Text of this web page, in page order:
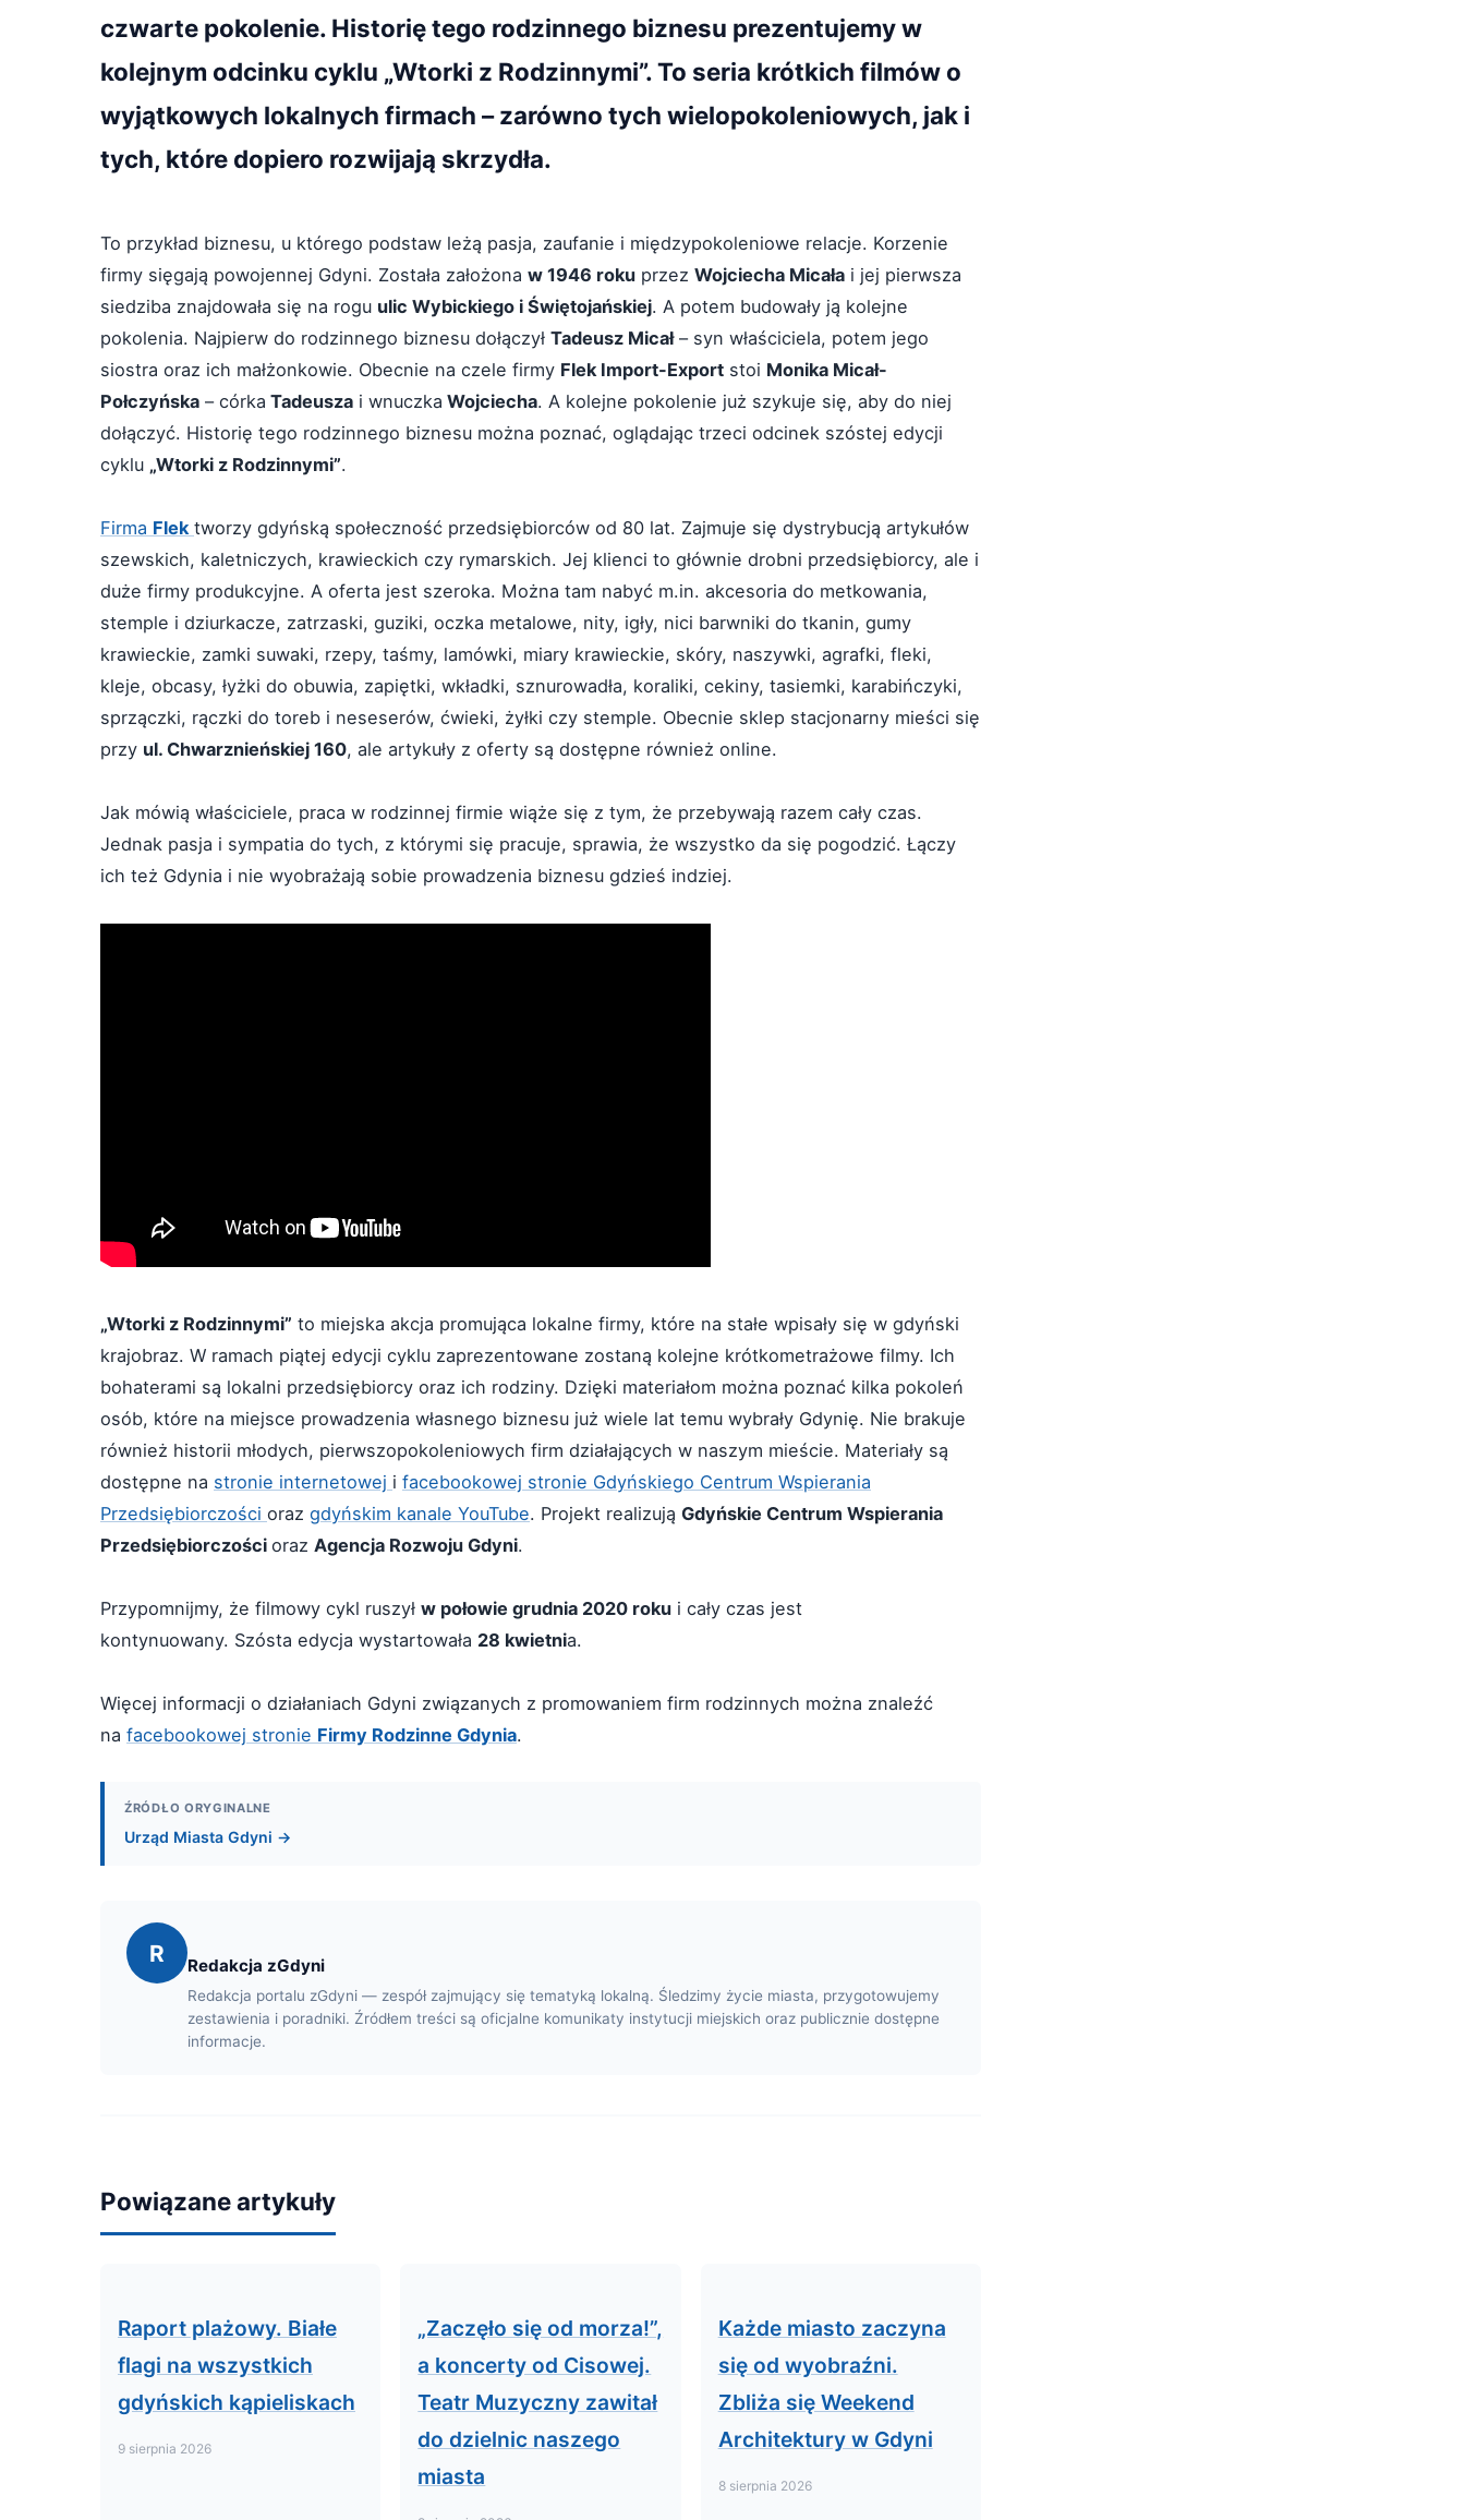
czwarte pokolenie. Historię tego rodzinnego biznesu prezentujemy w
kolejnym odcinku cyklu „Wtorki z Rodzinnymi”. To seria krótkich filmów o
wyjątkowych lokalnych firmach – zarówno tych wielopokoleniowych, jak i
tych, które dopiero rozwijają skrzydła.
To przykład biznesu, u którego podstaw leżą pasja, zaufanie i międzypokoleniowe relacje. Korzenie
firmy sięgają powojennej Gdyni. Została założona w 1946 roku przez Wojciecha Micała i jej pierwsza
siedziba znajdowała się na rogu ulic Wybickiego i Świętojańskiej. A potem budowały ją kolejne
pokolenia. Najpierw do rodzinnego biznesu dołączył Tadeusz Micał– syn właściciela, potem jego
siostra oraz ich małżonkowie. Obecnie na czele firmy Flek Import-Export stoi Monika Micał-
Połczyńska – córka Tadeusza i wnuczka Wojciecha. A kolejne pokolenie już szykuje się, aby do niej
dołączyć. Historię tego rodzinnego biznesu można poznać, oglądając trzeci odcinek szóstej edycji
cyklu „Wtorki z Rodzinnymi”.
Firma Flek tworzy gdyńską społeczność przedsiębiorców od 80 lat. Zajmuje się dystrybucją artykułów
szewskich, kaletniczych, krawieckich czy rymarskich. Jej klienci to głównie drobni przedsiębiorcy, ale i
duże firmy produkcyjne. A oferta jest szeroka. Można tam nabyć m.in. akcesoria do metkowania,
stemple i dziurkacze, zatrzaski, guziki, oczka metalowe, nity, igły, nici barwniki do tkanin, gumy
krawieckie, zamki suwaki, rzepy, taśmy, lamówki, miary krawieckie, skóry, naszywki, agrafki, fleki,
kleje, obcasy, łyżki do obuwia, zapiętki, wkładki, sznurowadła, koraliki, cekiny, tasiemki, karabińczyki,
sprzączki, rączki do toreb i neseserów, ćwieki, żyłki czy stemple. Obecnie sklep stacjonarny mieści się
przy ul. Chwarznieńskiej 160, ale artykuły z oferty są dostępne również online.
Jak mówią właściciele, praca w rodzinnej firmie wiąże się z tym, że przebywają razem cały czas.
Jednak pasja i sympatia do tych, z którymi się pracuje, sprawia, że wszystko da się pogodzić. Łączy
ich też Gdynia i nie wyobrażają sobie prowadzenia biznesu gdzieś indziej.
„Wtorki z Rodzinnymi” to miejska akcja promująca lokalne firmy, które na stałe wpisały się w gdyński
krajobraz. W ramach piątej edycji cyklu zaprezentowane zostaną kolejne krótkometrażowe filmy. Ich
bohaterami są lokalni przedsiębiorcy oraz ich rodziny. Dzięki materiałom można poznać kilka pokoleń
osób, które na miejsce prowadzenia własnego biznesu już wiele lat temu wybrały Gdynię. Nie brakuje
również historii młodych, pierwszopokoleniowych firm działających w naszym mieście. Materiały są
dostępne na stronie internetowej i facebookowej stronie Gdyńskiego Centrum Wspierania
Przedsiębiorczości oraz gdyńskim kanale YouTube. Projekt realizują Gdyńskie Centrum Wspierania
Przedsiębiorczości oraz Agencja Rozwoju Gdyni.
Przypomnijmy, że filmowy cykl ruszył w połowie grudnia 2020 roku i cały czas jest
kontynuowany. Szósta edycja wystartowała 28 kwietnia.
Więcej informacji o działaniach Gdyni związanych z promowaniem firm rodzinnych można znaleźć
na facebookowej stronie Firmy Rodzinne Gdynia.
ŹRÓDŁO ORYGINALNE
Urząd Miasta Gdyni →
R Redakcja zGdyni
Redakcja portalu zGdyni — zespół zajmujący się tematyką lokalną. Śledzimy życie miasta, przygotowujemy
zestawienia i poradniki. Źródłem treści są oficjalne komunikaty instytucji miejskich oraz publicznie dostępne
informacje.
Powiązane artykuły
Raport plażowy. Białe
flagi na wszystkich
gdyńskich kąpieliskach
9 sierpnia 2026
„Zaczęło się od morza!”,
a koncerty od Cisowej.
Teatr Muzyczny zawitał
do dzielnic naszego
miasta
Każde miasto zaczyna
się od wyobraźni.
Zbliża się Weekend
Architektury w Gdyni
8 sierpnia 2026